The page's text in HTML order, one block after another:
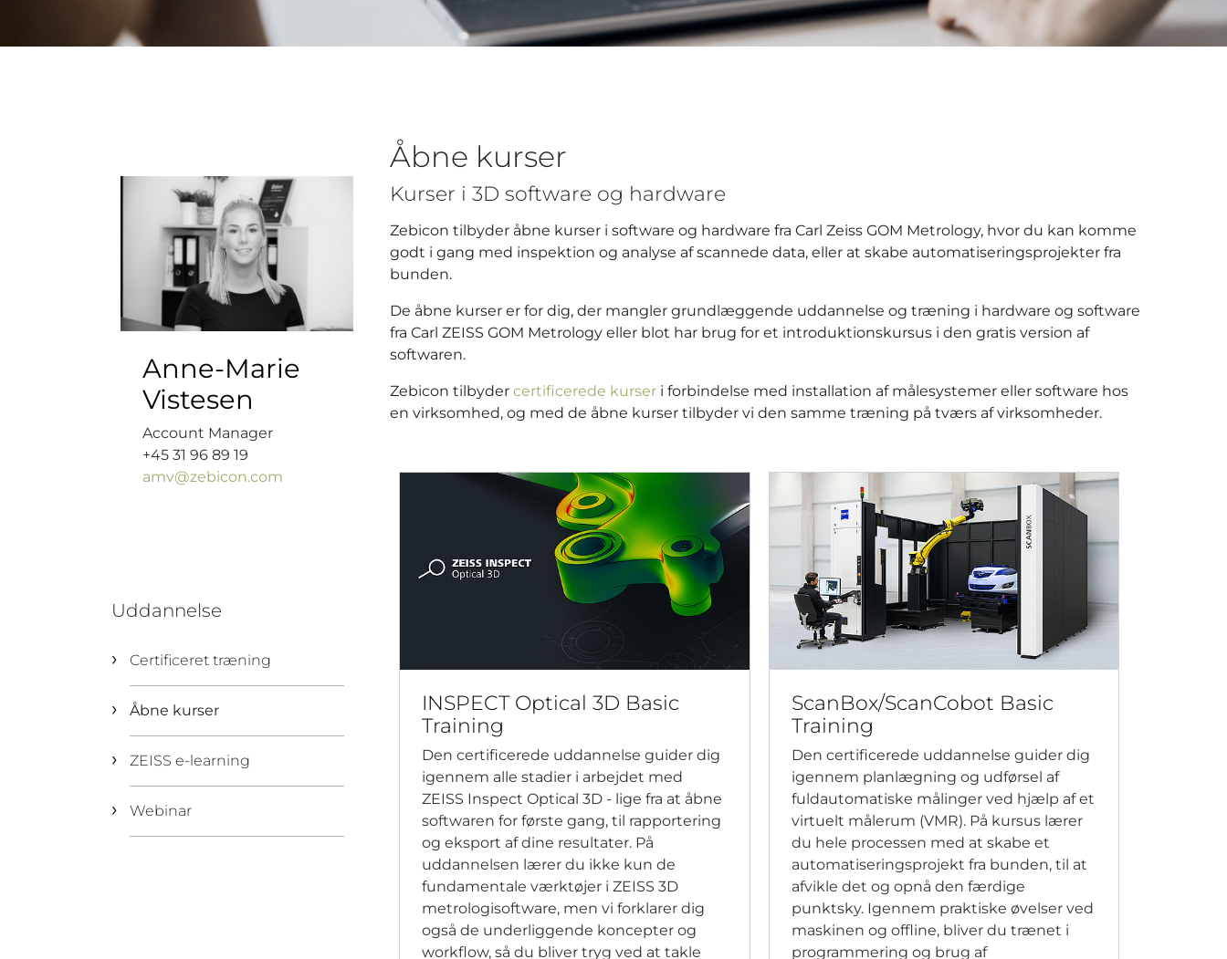
Åbne kurser
Kurser i 3D software og hardware
Zebicon tilbyder åbne kurser i software og hardware fra Carl Zeiss GOM Metrology, hvor du kan komme
godt i gang med inspektion og analyse af scannede data, eller at skabe automatiseringsprojekter fra
bunden.
De åbne kurser er for dig, der mangler grundlæggende uddannelse og træning i hardware og software
fra Carl ZEISS GOM Metrology eller blot har brug for et introduktionskursus i den gratis version af
softwaren.
Zebicon tilbyder certificerede kurser i forbindelse med installation af målesystemer eller software hos
en virksomhed, og med de åbne kurser tilbyder vi den samme træning på tværs af virksomheder.
INSPECT Optical 3D Basic
Training
Den certificerede uddannelse guider dig
igennem alle stadier i arbejdet med
ZEISS Inspect Optical 3D - lige fra at åbne
softwaren for første gang, til rapportering
og eksport af dine resultater. På
uddannelsen lærer du ikke kun de
fundamentale værktøjer i ZEISS 3D
metrologisoftware, men vi forklarer dig
også de underliggende koncepter og
workflow, så du bliver tryg ved at takle
ScanBox/ScanCobot Basic
Training
Den certificerede uddannelse guider dig
igennem planlægning og udførsel af
fuldautomatiske målinger ved hjælp af et
virtuelt målerum (VMR). På kursus lærer
du hele processen med at skabe et
automatiseringsprojekt fra bunden, til at
afvikle det og opnå den færdige
punktsky. Igennem praktiske øvelser ved
maskinen og offline, bliver du trænet i
programmering og brug af
Anne-Marie
Vistesen
Account Manager
+45 31 96 89 19
amv@zebicon.com
Uddannelse
Certificeret træning
Åbne kurser
ZEISS e-learning
Webinar